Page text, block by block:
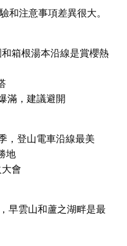
和注意事項差異很大。
箱根湯本沿線是賞櫻熱
滿，建議避開
，登山電車沿線最美
地
會
早雲山和蘆之湖畔是最